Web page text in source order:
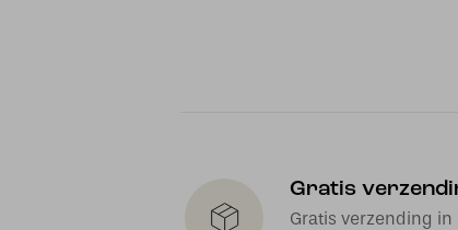
Gratis
Gratis verzending in